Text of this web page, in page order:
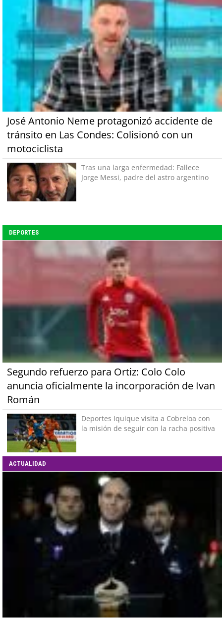
José Antonio Neme protagonizó accidente de
tránsito en Las Condes: Colisionó con un
motociclista
Tras una larga enfermedad: Fallece
Jorge Messi, padre del astro argentino
DEPORTES
Segundo refuerzo para Ortiz: Colo Colo
anuncia oficialmente la incorporación de Ivan
Román
Deportes Iquique visita a Cobreloa con
la misión de seguir con la racha positiva
ACTUALIDAD